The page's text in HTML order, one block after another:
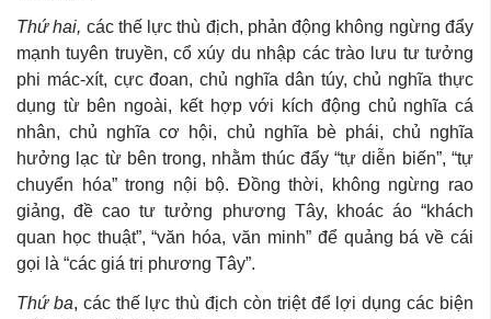
Thứ hai, các thế lực thù địch, phản động không ngừng đẩy
mạnh tuyên truyền, cổ xúy du nhập các trào lưu tư tưởng
phi mác-xít, cực đoan, chủ nghĩa dân túy, chủ nghĩa thực
dụng từ bên ngoài, kết hợp với kích động chủ nghĩa cá
nhân, chủ nghĩa cơ hội, chủ nghĩa bè phái, chủ nghĩa
hưởng lạc từ bên trong, nhằm thúc đẩy “tự diễn biến”, “tự
chuyển hóa” trong nội bộ. Đồng thời, không ngừng rao
giảng, đề cao tư tưởng phương Tây, khoác áo “khách
quan học thuật”, “văn hóa, văn minh” để quảng bá về cái
gọi là “các giá trị phương Tây”.
Thứ ba, các thế lực thù địch còn triệt để lợi dụng các biện